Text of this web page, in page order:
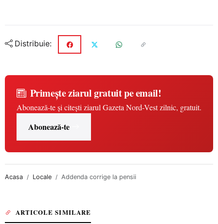
Distribuie:
Primește ziarul gratuit pe email!
Abonează-te și citești ziarul Gazeta Nord-Vest zilnic, gratuit.
Abonează-te
Acasa Locale Addenda corrige la pensii
ARTICOLE SIMILARE